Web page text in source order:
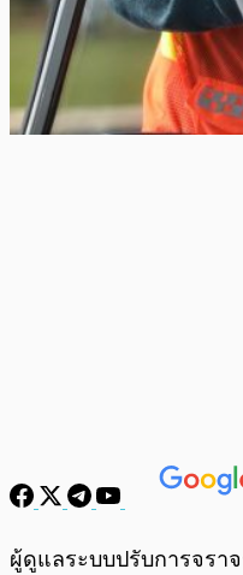
ผู้ดูแลระบบปรับการจรา